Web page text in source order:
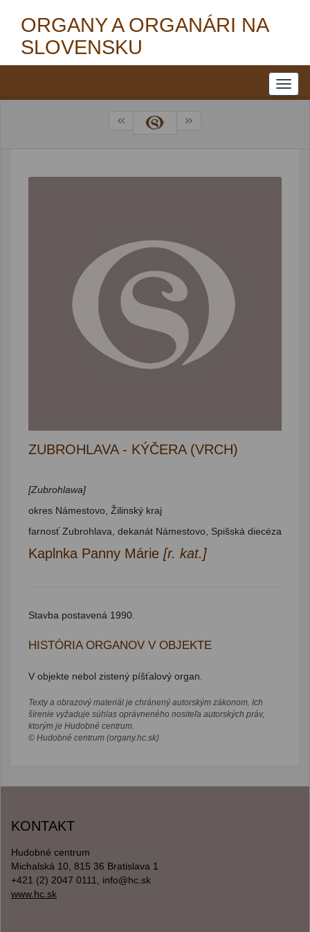
ORGANY A ORGANÁRI NA
SLOVENSKU
ZUBROHLAVA - KÝČERA (VRCH)
[Zubrohlawa]
okres Námestovo, Žilinský kraj
farnosť Zubrohlava, dekanát Námestovo, Spišská diecéza
Kaplnka Panny Márie [r. kat.]
Stavba postavená 1990.
HISTÓRIA ORGANOV V OBJEKTE
V objekte nebol zistený píšťalový organ.
Texty a obrazový materiál je chránený autorským zákonom. Ich
šírenie vyžaduje súhlas oprávneného nositeľa autorských práv,
ktorým je Hudobné centrum.
© Hudobné centrum (organy.hc.sk)
KONTAKT
Hudobné centrum
Michalská 10, 815 36 Bratislava 1
+421 (2) 2047 0111, info@hc.sk
www.hc.sk